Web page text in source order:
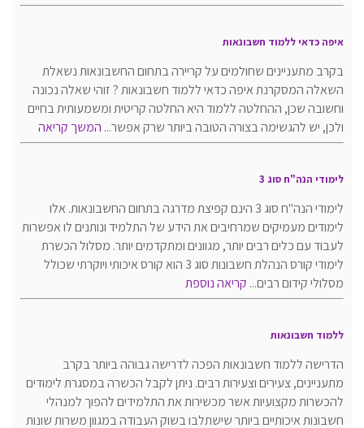
איפה כדאי ללמוד חשבונאות
בקרב מתעניינים שחולמים על קריירה בתחום החשבונאות נשאלת
השאלה המסקרנת איפה כדאי ללמוד חשבונאות ? זוהי שאלה נכונה
וחשובה שכן, ההחלטה ללמוד היא החלטה קריטית ומשמעותית בחיים
ולכן, יש להגשימה בצורה הטובה ביותר שרק אפשר... המשך קריאה
לימודי הנה"ח סוג 3
לימודי הנה"ח סוג 3 הינם קפיצת מדרגה בתחום החשבונאות. אלו
לימודים מעמיקים שמרחיבים את הידע של התלמיד ונותנים לו אפשרות
לעבוד עם כלים רבים יותר, מגוונים ומתקדמים יותר. מסלול הכשרת
לימודי קורס הנהלת חשבונות סוג 3 הוא קורס איכותי ויוקרתי שכולל
מסלולי קידום רבים... קריאה נוספת
ללמוד חשבונאות
הדרישה ללמוד חשבונאות הפכה לדרישה גבוהה ביותר בקרב
מתעניינים, צעירים וצעירות רבים. ניתן לקבל הכשרה במסגרת לימודים
להכשרות מקצועיות אשר מכשירות את התלמידים להפוך למנהלי
חשבונות איכותיים ביותר שישתלבו בשוק העבודה במגוון משרות שונות